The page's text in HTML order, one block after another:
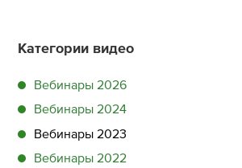
Категории видео
Вебинары 2026
Вебинары 2024
Вебинары 2023
Вебинары 2022